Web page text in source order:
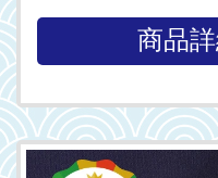
商品